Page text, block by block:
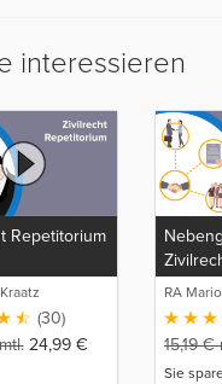
interessieren
Repetitorium
(30)
24,99 €
RA
15,19€
Sie